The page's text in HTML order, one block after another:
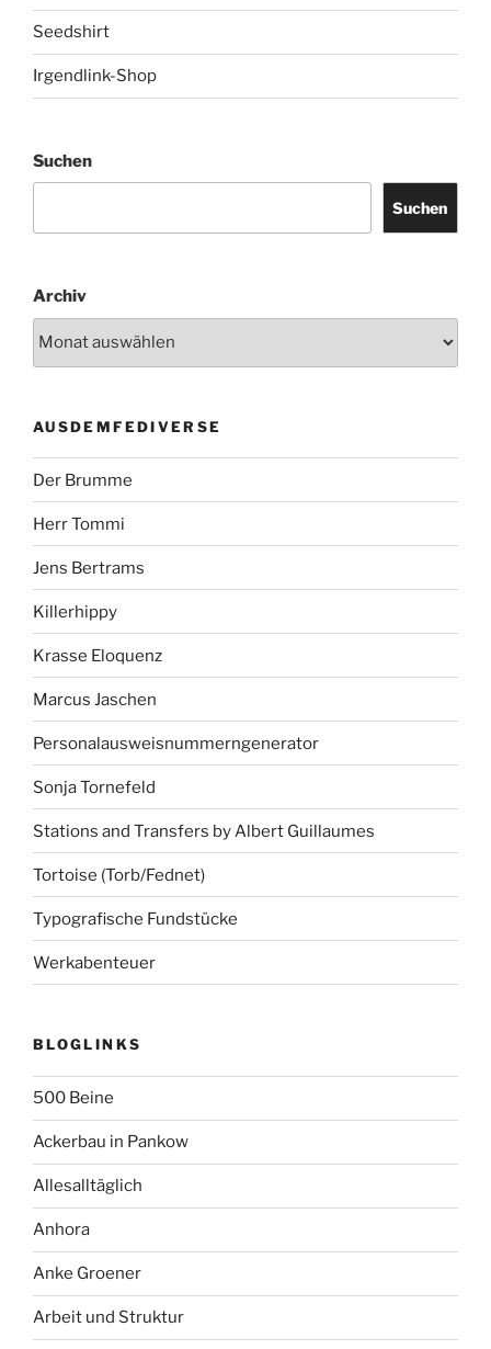
Seedshirt
Irgendlink-Shop
Suchen
Suchen
Archiv
AUSDEMFEDIVERSE
Der Brumme
Herr Tommi
Jens Bertrams
Killerhippy
Krasse Eloquenz
Marcus Jaschen
Personalausweisnummerngenerator
Sonja Tornefeld
Stations and Transfers by Albert Guillaumes
Tortoise (Torb/Fednet)
Typografische Fundstücke
Werkabenteuer
BLOGLINKS
500 Beine
Ackerbau in Pankow
Allesalltäglich
Anhora
Anke Groener
Arbeit und Struktur